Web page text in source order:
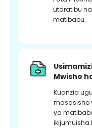
utaratibu
matibabu.
Mwisho
Kuanzia
masasisho
ya
ikijumuisha